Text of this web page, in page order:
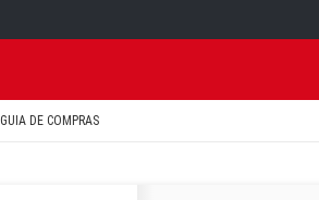
GUIA DE COMPRAS